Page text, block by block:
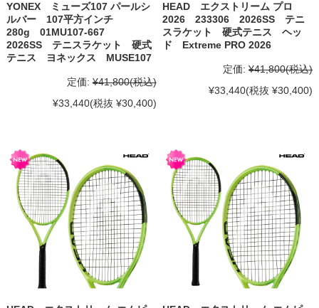
YONEX ミューズ107 パールシ
ルバー 107平方インチ
280g 01MU107-667
2026SS テニスラケット 硬式
テニス ヨネックス MUSE107
定価: ¥41,800(税込)
¥33,440(税抜 ¥30,400)
HEAD エクストリーム プロ
2026 233306 2026SS テニ
スラケット 硬式テニス ヘッ
ド Extreme PRO 2026
定価: ¥41,800(税込)
¥33,440(税抜 ¥30,400)